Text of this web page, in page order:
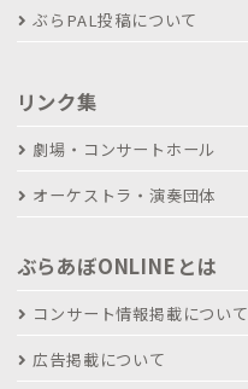
ぶらPAL投稿について
リンク集
劇場・コンサートホール
オーケストラ・演奏団体
ぶらあぼONLINEとは
コンサート情報掲載について
広告掲載について